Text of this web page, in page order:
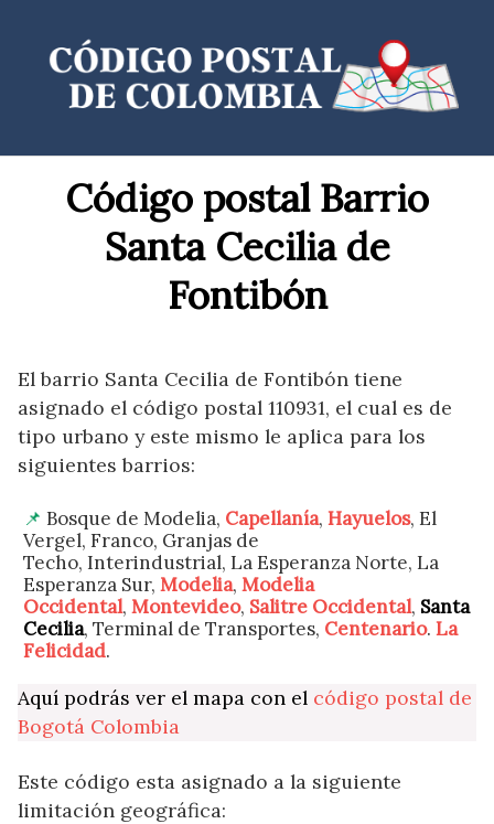
contenido
Código postal Barrio
Santa Cecilia de
Fontibón
El barrio Santa Cecilia de Fontibón tiene
asignado el código postal 110931, el cual es de
tipo urbano y este mismo le aplica para los
siguientes barrios:
Bosque de Modelia, Capellanía, Hayuelos, El
Vergel, Franco, Granjas de
Techo, Interindustrial, La Esperanza Norte, La
Esperanza Sur, Modelia, Modelia
Occidental, Montevideo, Salitre Occidental, Santa
Cecilia, Terminal de Transportes, Centenario. La
Felicidad.
Aquí podrás ver el mapa con el código postal de
Bogotá Colombia
Este código esta asignado a la siguiente
limitación geográfica: